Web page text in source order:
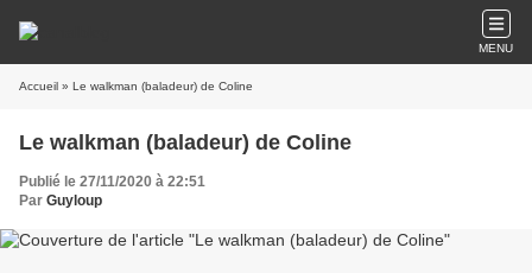
MENU
Accueil » Le walkman (baladeur) de Coline
Le walkman (baladeur) de Coline
Publié le 27/11/2020 à 22:51
Par Guyloup